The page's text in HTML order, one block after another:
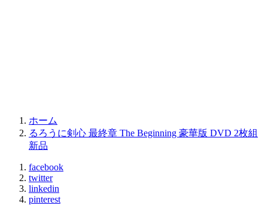
ホーム
るろうに剣心 最終章 The Beginning 豪華版 DVD 2枚組
新品
facebook
twitter
linkedin
pinterest